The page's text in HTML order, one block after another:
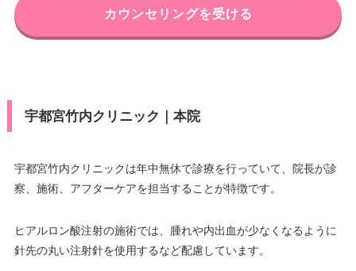
カウンセリングを受ける
宇都宮竹内クリニック｜本院
宇都宮竹内クリニックは年中無休で診療を行っていて、院長が診
察、施術、アフターケアを担当することが特徴です。
ヒアルロン酸注射の施術では、腫れや内出血が少なくなるように
針先の丸い注射針を使用するなど配慮しています。